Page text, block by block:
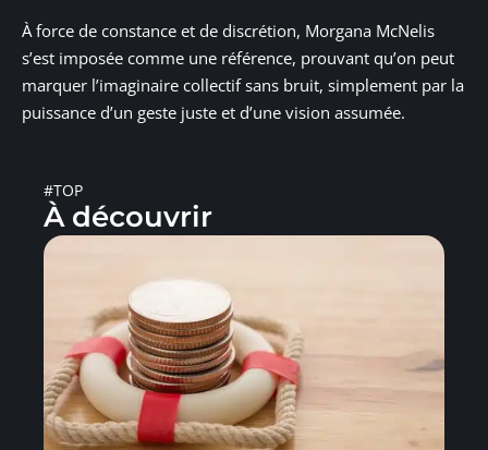
À force de constance et de discrétion, Morgana McNelis
s’est imposée comme une référence, prouvant qu’on peut
marquer l’imaginaire collectif sans bruit, simplement par la
puissance d’un geste juste et d’une vision assumée.
#TOP
À découvrir